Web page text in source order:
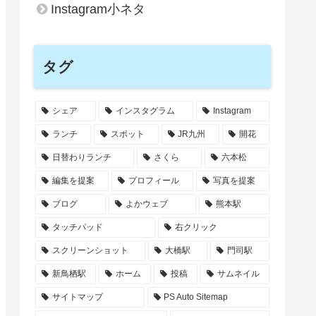
Instagram小ネタ
タグ
シェア インスタグラム Instagram
ランチ スポット JR九州 開花
日替わりランチ さくら 六本松
編集を提案 プロフィール 写真を提案
ブログ よかウェブ 熊本駅
タッチパッド 右クリック
スクリーンショット 大橋駅 門司駅
新鳥栖駅 ホーム 投稿 サムネイル
サイトマップ PS Auto Sitemap